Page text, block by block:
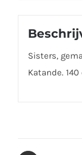
Sisters,
Katande.